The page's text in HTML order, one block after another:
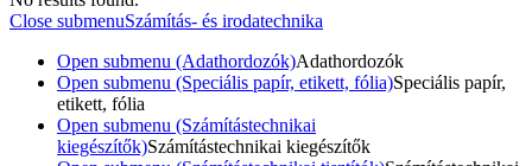
Close submenuSzámítás- és irodatechnika
Open submenu (Adathordozók)Adathordozók
Open submenu (Speciális papír, etikett, fólia)Speciális papír,
etikett, fólia
Open submenu (Számítástechnikai
kiegészítők)Számítástechnikai kiegészítők